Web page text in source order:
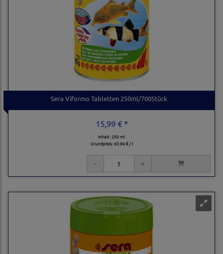
Sera Viformo Tabletten 250ml/700Stück
15,99 € *
Inhalt: 250 ml
Grundpreis:63,96 € / l